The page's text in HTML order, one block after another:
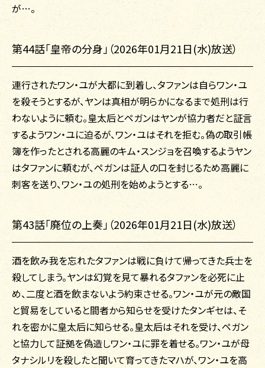
が…。
第44話「皇帝の分身」（2026年01月21日(水)放送）
連行されたワン・ユが大都に到着し、タファンは自らワン・ユ
を殺そうとするが、ヤンは真相が明らかになるまで処刑は行
わないように頼む。皇太后とペガンはヤンが協力者だと証言
するようワン・ユに迫るが、ワン・ユはそれを拒む。偽の取引帳
簿を作ったとされる高麗のキム・スンジョを召喚するようヤン
はタファンに頼むが、ペガンは証人の口を封じるため高麗に
刺客を送り、ワン・ユの処刑を始めようとする…。
第43話「廃位の上奏」（2026年01月21日(水)放送）
酒を飲み我を忘れたタファンは戦に負けて帰ってきた兵士を
殺してしまう。ヤンは幻覚を見て暴れるタファンを必死に止
め、二度と酒を飲まないよう約束させる。ワン・ユが元の敵国
と貿易をしていると間者から知らせを受けたタンギセは、そ
れを密かに皇太后に知らせる。皇太后はそれを受け、ペガン
と協力して証拠を偽造しワン・ユに罪を着せる。ワン・ユが母
タナシルリを殺したと聞いて育ってきたマハが、ワン・ユを高